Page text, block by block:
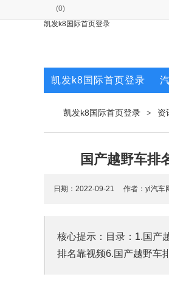
(0)
凯发k8国际首页登录
凯发k8国际首页登录
凯发k8国际首页登录 > 资
国产越野车排
日期：2022-09-21 作者：yl汽车
核心提示：目录：1.国产
排名靠视频6.国产越野车